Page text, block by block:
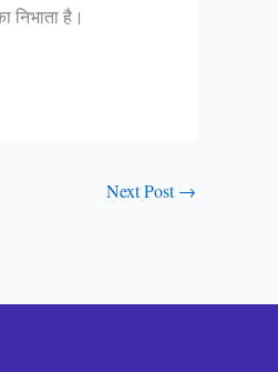
निभाता है।
Next Post→